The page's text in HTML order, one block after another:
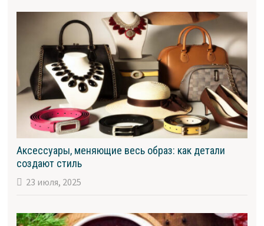
Аксессуары, меняющие весь образ: как детали
создают стиль
23 июля, 2025